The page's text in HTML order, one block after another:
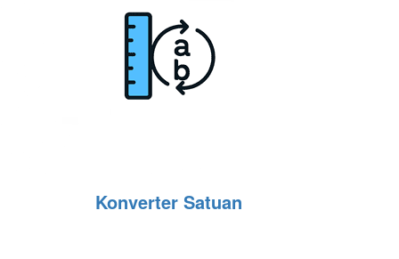
Konverter Satuan